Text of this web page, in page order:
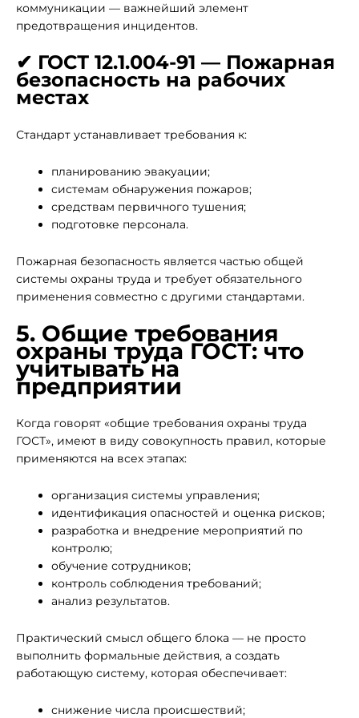
коммуникации — важнейший элемент
предотвращения инцидентов.
✔ ГОСТ 12.1.004-91 — Пожарная
безопасность на рабочих
местах
Стандарт устанавливает требования к:
планированию эвакуации;
системам обнаружения пожаров;
средствам первичного тушения;
подготовке персонала.
Пожарная безопасность является частью общей
системы охраны труда и требует обязательного
применения совместно с другими стандартами.
5. Общие требования
охраны труда ГОСТ: что
учитывать на
предприятии
Когда говорят «общие требования охраны труда
ГОСТ», имеют в виду совокупность правил, которые
применяются на всех этапах:
организация системы управления;
идентификация опасностей и оценка рисков;
разработка и внедрение мероприятий по
контролю;
обучение сотрудников;
контроль соблюдения требований;
анализ результатов.
Практический смысл общего блока — не просто
выполнить формальные действия, а создать
работающую систему, которая обеспечивает:
снижение числа происшествий;